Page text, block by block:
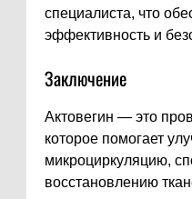
специалиста, что
эффективность и
Заключение
Актовегин — это
которое помогает
микроциркуляцию,
восстановлению